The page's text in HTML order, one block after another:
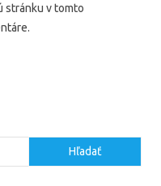
stránku v tomto
Hľadať